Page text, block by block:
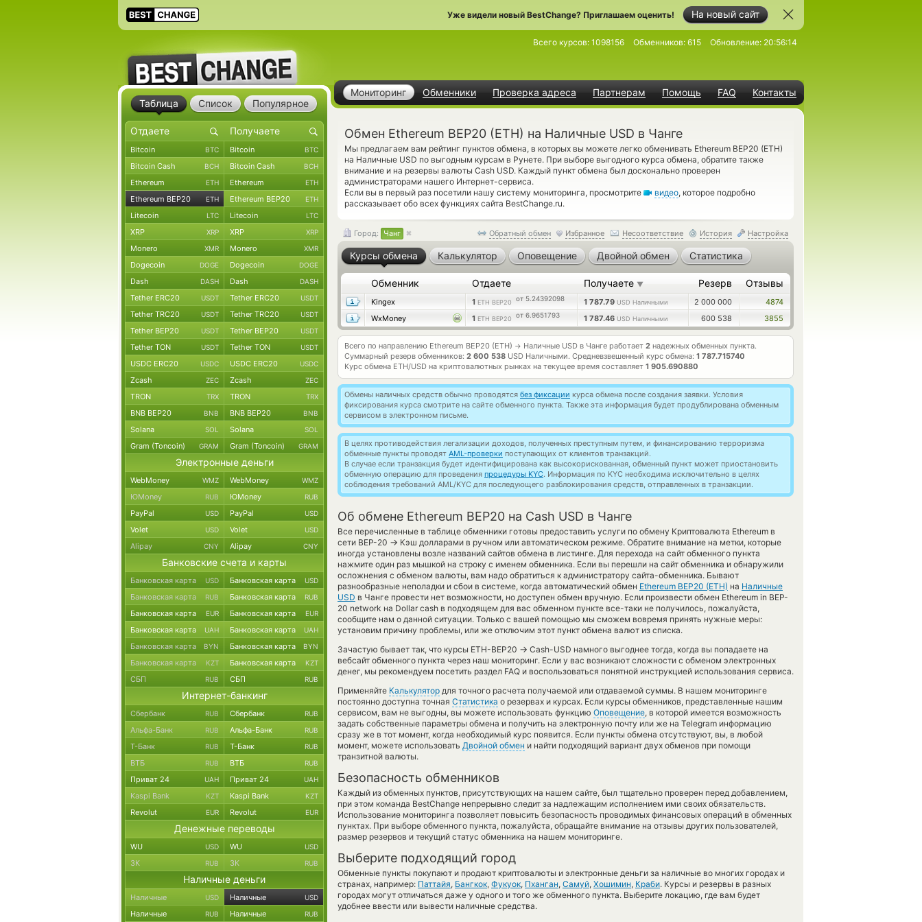
На новый сайт
Уже видели новый BestChange? Приглашаем оценить!
Мониторинг Обменники Проверка адреса Партнерам Помощь FAQ Контакты
Всего курсов: 1098156 Обменников: 615 Обновление: 20:56:14
Обмен Ethereum BEP20 (ETH) на Наличные USD в Чанге
Мы предлагаем вам рейтинг пунктов обмена, в которых вы можете легко обменивать Ethereum BEP20 (ETH)
на Наличные USD по выгодным курсам в Рунете. При выборе выгодного курса обмена, обратите также
внимание и на резервы валюты Cash USD. Каждый пункт обмена был досконально проверен
администраторами нашего Интернет-сервиса.
Если вы в первый раз посетили нашу систему мониторинга, просмотрите
видео, которое подробно
рассказывает обо всех функциях сайта BestChange.ru.
Обратный обмен Избранное Несоответствие История Настройка
Город: Чанг
Курсы обмена Калькулятор Оповещение Двойной обмен Статистика
Обменник Отдаете Получаете ▼ Резерв Отзывы
Kingex 1 ETH BEP20 от 5.24392098 1 787.79 USD Наличными 2 000 000
4874
WxMoney
1 ETH BEP20 от 6.9651793 1 787.46 USD Наличными 600 538 3855
Всего по направлению Ethereum BEP20 (ETH) → Наличные USD в Чанге работает 2 надежных обменных пункта.
Суммарный резерв обменников: 2 600 538 USD Наличными. Средневзвешенный курс обмена: 1 787.715740
Курс обмена ETH/USD на криптовалютных рынках на текущее время составляет 1 905.690880
Обмены наличных средств обычно проводятся без фиксации курса обмена после создания заявки. Условия
фиксирования курса смотрите на сайте обменного пункта. Также эта информация будет продублирована обменным
сервисом в электронном письме.
В целях противодействия легализации доходов, полученных преступным путем, и финансированию терроризма
обменные пункты проводят AML-проверки поступающих от клиентов транзакций.
В случае если транзакция будет идентифицирована как высокорискованная, обменный пункт может приостановить
обменную операцию для проведения процедуры KYC. Информация по KYC необходима исключительно в целях
соблюдения требований AML/KYC для последующего разблокирования средств, отправленных в транзакции.
Об обмене Ethereum BEP20 на Cash USD в Чанге
Все перечисленные в таблице обменники готовы предоставить услуги по обмену Криптовалюта Ethereum в
сети BEP-20 → Кэш долларами в ручном или автоматическом режиме. Обратите внимание на метки, которые
иногда установлены возле названий сайтов обмена в листинге. Для перехода на сайт обменного пункта
нажмите один раз мышкой на строку с именем обменника. Если вы перешли на сайт обменника и обнаружили
осложнения с обменом валюты, вам надо обратиться к администратору сайта-обменника. Бывают
разнообразные неполадки и сбои в системе, когда автоматический обмен Ethereum BEP20 (ETH) на Наличные
USD в Чанге провести нет возможности, но доступен обмен вручную. Если произвести обмен Ethereum in BEP-
20 network на Dollar cash в подходящем для вас обменном пункте все-таки не получилось, пожалуйста,
сообщите нам о данной ситуации. Только с вашей помощью мы сможем вовремя принять нужные меры:
установим причину проблемы, или же отключим этот пункт обмена валют из списка.
Зачастую бывает так, что курсы ETH-BEP20 → Cash-USD намного выгоднее тогда, когда вы попадаете на
вебсайт обменного пункта через наш мониторинг. Если у вас возникают сложности с обменом электронных
денег, мы рекомендуем посетить раздел FAQ и воспользоваться понятной инструкцией использования сервиса.
Применяйте Калькулятор для точного расчета получаемой или отдаваемой суммы. В нашем мониторинге
постоянно доступна точная Статистика о резервах и курсах. Если курсы обменников, представленные нашим
сервисом, вам не выгодны, вы можете использовать функцию Оповещение, в которой имеется возможность
задать собственные параметры обмена и получить на электронную почту или же на Telegram информацию
сразу же в тот момент, когда необходимый курс появится. Если пункты обмена отсутствуют, вы, в любой
момент, можете использовать Двойной обмен и найти подходящий вариант двух обменов при помощи
транзитной валюты.
Безопасность обменников
Каждый из обменных пунктов, присутствующих на нашем сайте, был тщательно проверен перед добавлением,
при этом команда BestChange непрерывно следит за надлежащим исполнением ими своих обязательств.
Использование мониторинга позволяет повысить безопасность проводимых финансовых операций в обменных
пунктах. При выборе обменного пункта, пожалуйста, обращайте внимание на отзывы других пользователей,
размер резервов и текущий статус обменника на нашем мониторинге.
Выберите подходящий город
Обменные пункты покупают и продают криптовалюты и электронные деньги за наличные во многих городах и
странах, например: Паттайя, Бангкок, Фукуок, Пханган, Самуй, Хошимин, Краби. Курсы и резервы в разных
городах могут отличаться даже у одного и того же обменного пункта. Выберите локацию, где вам будет
удобнее ввести или вывести наличные средства.
Таблица Список Популярное
Bitcoin BTC Bitcoin BTC
Bitcoin Cash BCH Bitcoin Cash BCH
Ethereum ETH Ethereum ETH
Ethereum BEP20 ETH Ethereum BEP20 ETH
Litecoin LTC Litecoin LTC
XRP XRP XRP XRP
Monero XMR Monero XMR
Dogecoin DOGE Dogecoin DOGE
Dash DASH Dash DASH
Tether ERC20 USDT Tether ERC20 USDT
Tether TRC20 USDT Tether TRC20 USDT
Tether BEP20 USDT Tether BEP20 USDT
Tether TON USDT Tether TON USDT
USDC ERC20 USDC USDC ERC20 USDC
Zcash ZEC Zcash ZEC
TRON TRX TRON TRX
BNB BEP20 BNB BNB BEP20 BNB
Solana SOL Solana SOL
Gram (Toncoin) GRAM Gram (Toncoin) GRAM
Электронные деньги
WebMoney WMZ WebMoney WMZ
ЮMoney RUB ЮMoney RUB
PayPal USD PayPal USD
Volet USD Volet USD
Alipay CNY Alipay CNY
Банковские счета и карты
Банковская карта USD Банковская карта USD
Банковская карта RUB Банковская карта RUB
Банковская карта EUR Банковская карта EUR
Банковская карта UAH Банковская карта UAH
Банковская карта BYN Банковская карта BYN
Банковская карта KZT Банковская карта KZT
СБП RUB СБП RUB
Интернет-банкинг
Сбербанк RUB Сбербанк RUB
Альфа-Банк RUB Альфа-Банк RUB
Т-Банк RUB Т-Банк RUB
ВТБ RUB ВТБ RUB
Приват 24 UAH Приват 24 UAH
Kaspi Bank KZT Kaspi Bank KZT
Revolut EUR Revolut EUR
Денежные переводы
WU USD WU USD
ЗК RUB ЗК RUB
Наличные деньги
Наличные USD Наличные USD
Наличные RUB Наличные RUB